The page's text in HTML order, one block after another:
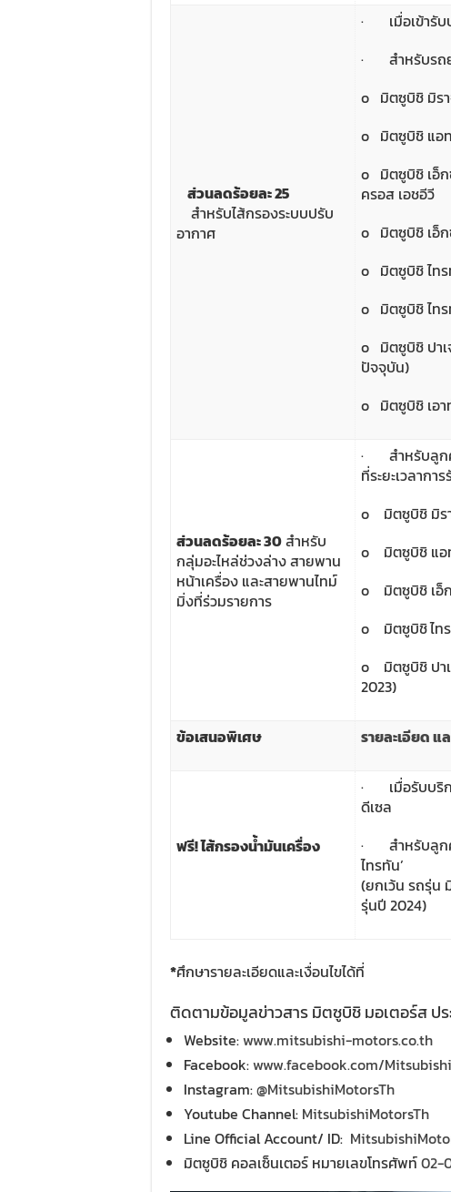
ส่วนลดร้อยละ 25
สำหรับไส้กรองระบบปรับ
อากาศ
· เมื่อเข้ารับ
· สำหรับรถ
o มิตซูบิชิ มิร
o มิตซูบิชิ แอ
o มิตซูบิชิ เอ็ก
ครอส เอชอีวี
o มิตซูบิชิ เอ็ก
o มิตซูบิชิ ไทร
o มิตซูบิชิ ไทร
o มิตซูบิชิ ปาเ
ปัจจุบัน)
o มิตซูบิชิ เอา
ส่วนลดร้อยละ30สำหรับ
กลุ่มอะไหล่ช่วงล่าง สายพาน
หน้าเครื่อง และสายพานไทม์
มิ่งที่ร่วมรายการ
· สำหรับลูกค้
ที่ระยะเวลาก
o มิตซูบิชิ มิร
o มิตซูบิชิ แอ
o มิตซูบิชิ เอ็
o มิตซูบิชิไท
o มิตซูบิชิ ปาเ
2023)
ข้อเสนอพิเศษ รายละเอียด แ
ฟรี! ไส้กรองน้ำมันเครื่อง
· เมื่อรับบริก
ดีเซล
· สำหรับลูกค้
ไทรทัน’
(ยกเว้น รถรุ่น
รุ่นปี 2024)
*ศึกษารายละเอียดและเงื่อนไขได้ที่
ติดตามข้อมูลข่าวสาร มิตซูบิชิ มอเตอร์ส ปร
Website:www.mitsubishi-motors.co.th
Facebook:www.facebook.com/
Instagram:@MitsubishiMotorsTh
Youtube Channel: MitsubishiMotorsTh
Line Official Account/ ID:
มิตซูบิชิ คอลเซ็นเตอร์ หมายเลขโทรศัพท์02-